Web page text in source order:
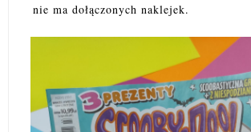
nie ma dołączonych naklejek.